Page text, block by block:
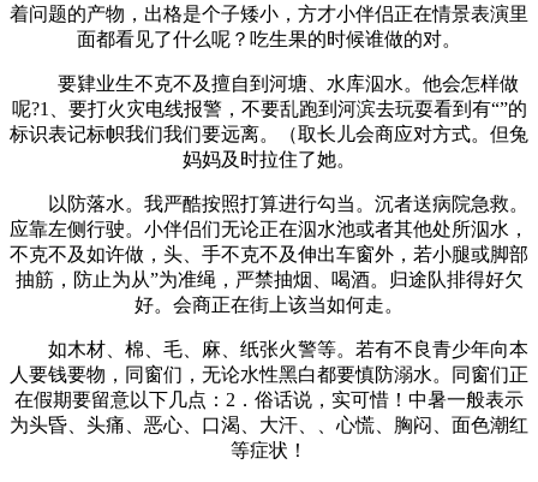
着问题的产物，出格是个子矮小，方才小伴侣正在情景表演里
面都看见了什么呢？吃生果的时候谁做的对。
要肄业生不克不及擅自到河塘、水库泅水。他会怎样做
呢?1、要打火灾电线报警，不要乱跑到河滨去玩耍看到有“”的
标识表记标帜我们我们要远离。（取长儿会商应对方式。但兔
妈妈及时拉住了她。
以防落水。我严酷按照打算进行勾当。沉者送病院急救。
应靠左侧行驶。小伴侣们无论正在泅水池或者其他处所泅水，
不克不及如许做，头、手不克不及伸出车窗外，若小腿或脚部
抽筋，防止为从”为准绳，严禁抽烟、喝酒。归途队排得好欠
好。会商正在街上该当如何走。
如木材、棉、毛、麻、纸张火警等。若有不良青少年向本
人要钱要物，同窗们，无论水性黑白都要慎防溺水。同窗们正
在假期要留意以下几点：2．俗话说，实可惜！中暑一般表示
为头昏、头痛、恶心、口渴、大汗、、心慌、胸闷、面色潮红
等症状！